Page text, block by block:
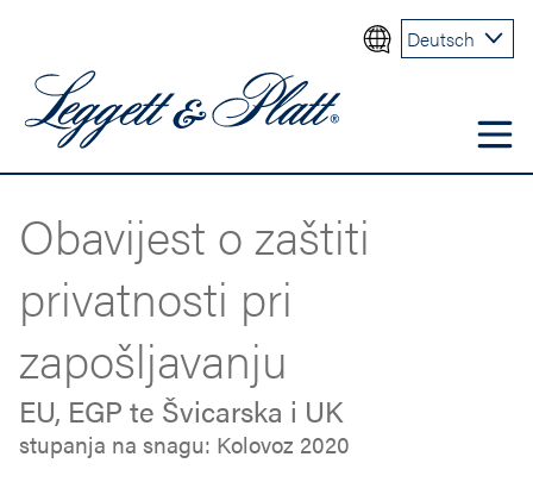
Deutsch
Obavijest o zaštiti
privatnosti pri
zapošljavanju
EU, EGP te Švicarska i UK
stupanja na snagu: Kolovoz 2020